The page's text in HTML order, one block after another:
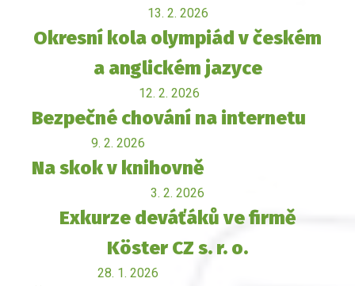
13. 2. 2026
Okresní kola olympiád v českém
a anglickém jazyce
12. 2. 2026
Bezpečné chování na internetu
9. 2. 2026
Na skok v knihovně
3. 2. 2026
Exkurze deváťáků ve firmě
Köster CZ s. r. o.
28. 1. 2026